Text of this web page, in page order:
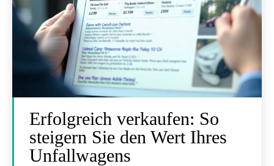
Erfolgreich verkaufen: So
steigern Sie den Wert Ihres
Unfallwagens